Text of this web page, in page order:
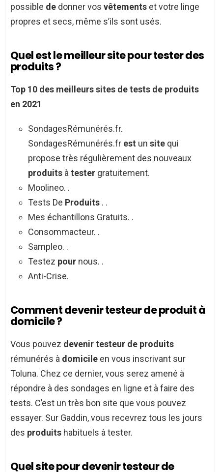
possible de donner vos vêtements et votre linge
propres et secs, même s’ils sont usés.
Quel est le meilleur site pour tester des
produits ?
Top 10 des meilleurs sites detests de produits
en 2021
SondagesRémunérés.fr.
SondagesRémunérés.fr est un site qui
propose très régulièrement des nouveaux
produits à tester gratuitement.
Moolineo. .
Tests De Produits . .
Mes échantillons Gratuits. .
Consommacteur. .
Sampleo. .
Testez pour nous. .
Anti-Crise.
Comment devenir testeur de produit à
domicile ?
Vous pouvez devenir testeur de produits
rémunérés à domicile en vous inscrivant sur
Toluna. Chez ce dernier, vous serez amené à
répondre à des sondages en ligne et à faire des
tests. C’est un très bon site que vous pouvez
essayer. Sur Gaddin, vous recevrez tous les jours
des produits habituels à tester.
Quel site pour devenir testeur de